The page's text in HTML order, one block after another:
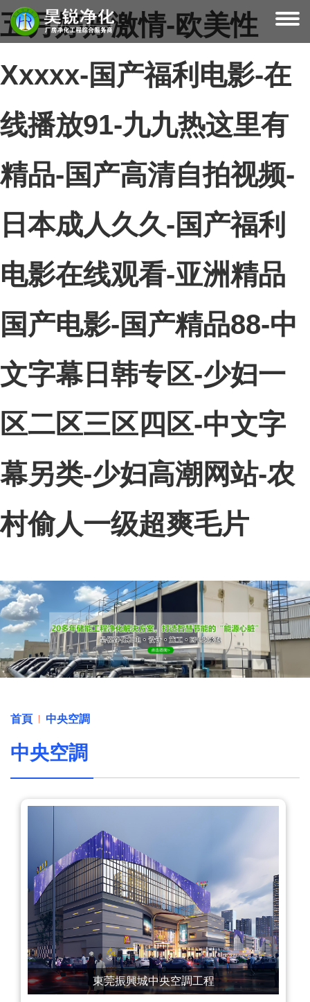
五月婷婷激情-欧美性
Xxxxx-国产福利电影-在
线播放91-九九热这里有
精品-国产高清自拍视频-
日本成人久久-国产福利
电影在线观看-亚洲精品
国产电影-国产精品88-中
文字幕日韩专区-少妇一
区二区三区四区-中文字
幕另类-少妇高潮网站-农
村偷人一级超爽毛片
首頁 中央空調
中央空調
東莞振興城中央空調工程